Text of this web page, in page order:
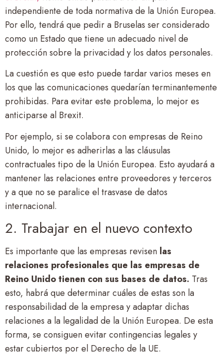
independiente de toda normativa de la Unión Europea.
Por ello, tendrá que pedir a Bruselas ser considerado
como un Estado que tiene un adecuado nivel de
protección sobre la privacidad y los datos personales.
La cuestión es que esto puede tardar varios meses en
los que las comunicaciones quedarían terminantemente
prohibidas. Para evitar este problema, lo mejor es
anticiparse al Brexit.
Por ejemplo, si se colabora con empresas de Reino
Unido, lo mejor es adherirlas a las cláusulas
contractuales tipo de la Unión Europea. Esto ayudará a
mantener las relaciones entre proveedores y terceros
y a que no se paralice el trasvase de datos
internacional.
2. Trabajar en el nuevo contexto
Es importante que las empresas revisen las
relaciones profesionales que las empresas de
Reino Unido tienen con sus bases de datos. Tras
esto, habrá que determinar cuáles de estas son la
responsabilidad de la empresa y adaptar dichas
relaciones a la legalidad de la Unión Europea. De esta
forma, se consiguen evitar contingencias legales y
estar cubiertos por el Derecho de la UE.